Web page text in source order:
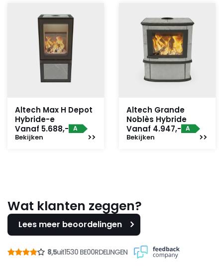
Altech Max H Depot
Hybride-e
Vanaf 5.688,- A
Bekijken
Altech Grande
Noblès Hybride
Vanaf 4.947,- A
Bekijken
Wat klanten zeggen?
Lees meer beoordelingen
8,5uit1530 BE00RDELINGEN